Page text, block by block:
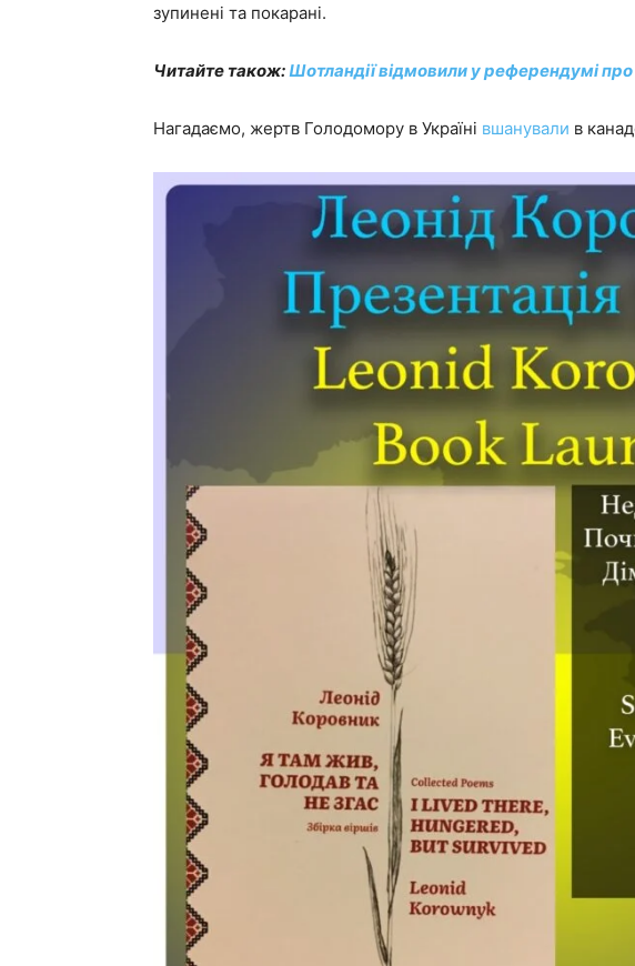
зупинені та покарані.
Читайте також:Шотландії відмовили у референдумі
Нагадаємо, жертв Голодомору в Україні вшанували в